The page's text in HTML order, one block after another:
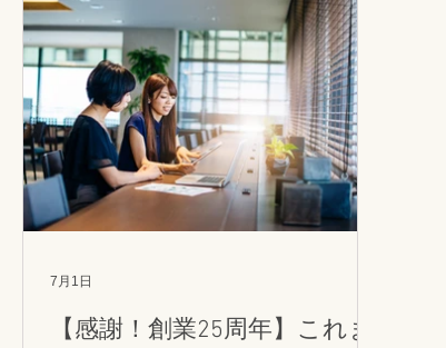
【感謝！創業25周年】これま
7月1日